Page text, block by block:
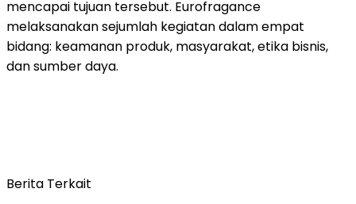
mencapai tujuan tersebut. Eurofragance
melaksanakan sejumlah kegiatan dalam empat
bidang: keamanan produk, masyarakat, etika bisnis,
dan sumber daya.
Berita Terkait